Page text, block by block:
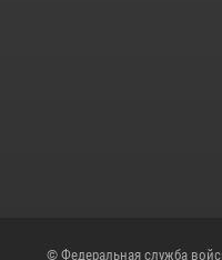
© Федеральная служба